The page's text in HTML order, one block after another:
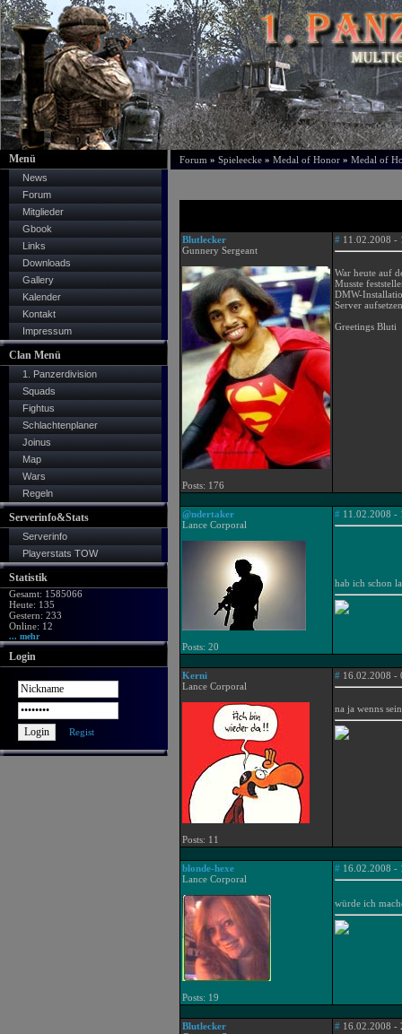
Menü
News
Forum
Mitglieder
Gbook
Links
Downloads
Gallery
Kalender
Kontakt
Impressum
Clan Menü
1. Panzerdivision
Squads
Fightus
Schlachtenplaner
Joinus
Map
Wars
Regeln
Serverinfo&Stats
Serverinfo
Playerstats TOW
Statistik
Gesamt: 1585066
Heute: 135
Gestern: 233
Online: 12
... mehr
Login
Regist
Forum » Spieleecke » Medal of Honor » Medal of
Blutlecker
Gunnery Sergeant
Posts: 176
# 11.02.2008 -
War heute auf
Musste
DMW-
Server
Greetings Bluti
@ndertaker
Lance Corporal
Posts: 20
# 11.02.2008 -
hab ich schon
Kerni
Lance Corporal
Posts: 11
# 16.02.2008 -
na ja wenns
blonde-hexe
Lance Corporal
Posts: 19
# 16.02.2008 -
würde ich
Blutlecker
# 16.02.2008 -